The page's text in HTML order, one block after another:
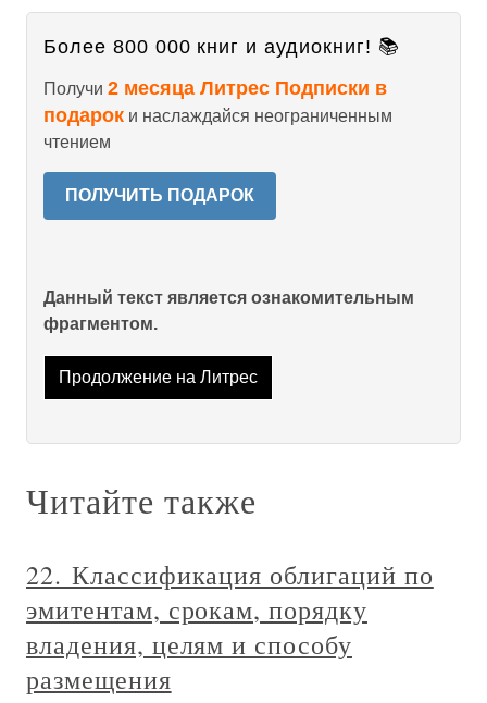
Более 800 000 книг и аудиокниг! 📚
Получи 2 месяца Литрес Подписки в
подарок и наслаждайся неограниченным
чтением
ПОЛУЧИТЬ ПОДАРОК
Данный текст является ознакомительным
фрагментом.
Продолжение на Литрес
Читайте также
22. Классификация облигаций по
эмитентам, срокам, порядку
владения, целям и способу
размещения